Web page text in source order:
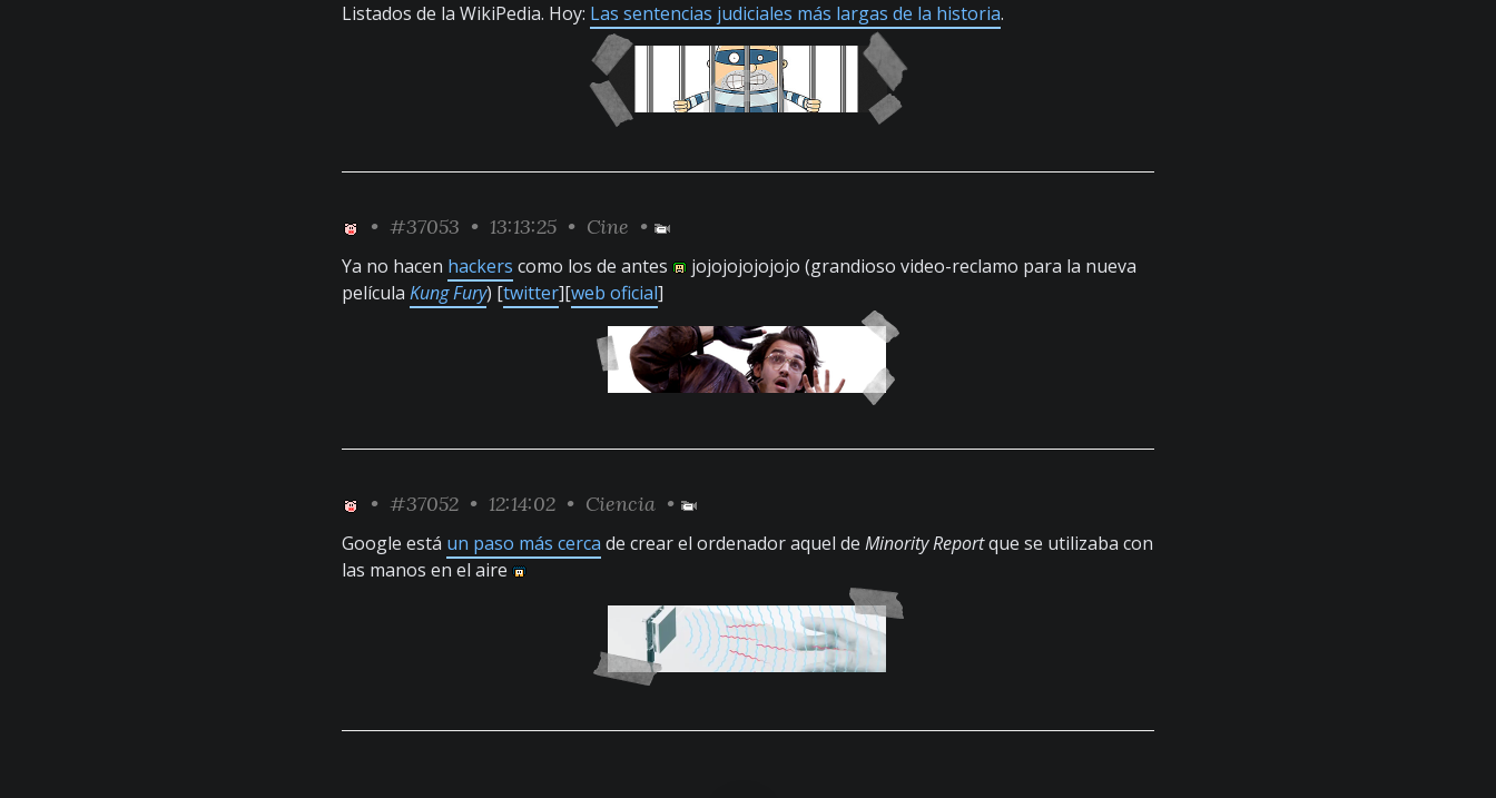
Listados de la WikiPedia. Hoy: Las sentencias judiciales más largas de la historia.
• #37053 • 13:13:25 • Cine •
Ya no hacen hackers como los de antes
jojojojojojojo (grandioso video-reclamo para la nueva
película Kung Fury) [twitter][web oficial]
• #37052 • 12:14:02 • Ciencia •
Google está un paso más cerca de crear el ordenador aquel de Minority Reportque se utilizaba con
las manos en el aire